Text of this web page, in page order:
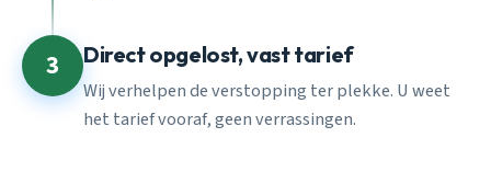
3 Direct opgelost, vast tarief
Wij verhelpen de verstopping ter plekke. U weet
het tarief vooraf, geen verrassingen.